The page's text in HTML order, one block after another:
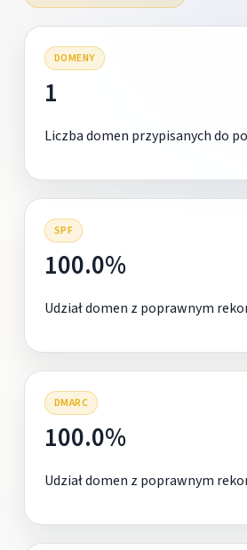
DOMENY
1
Liczba domen przypisanych do
SPF
100.0%
Udział domen z poprawnym
DMARC
100.0%
Udział domen z poprawnym